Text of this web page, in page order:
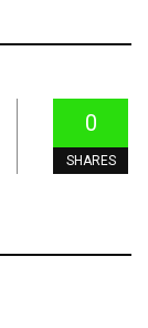
0
SHARES